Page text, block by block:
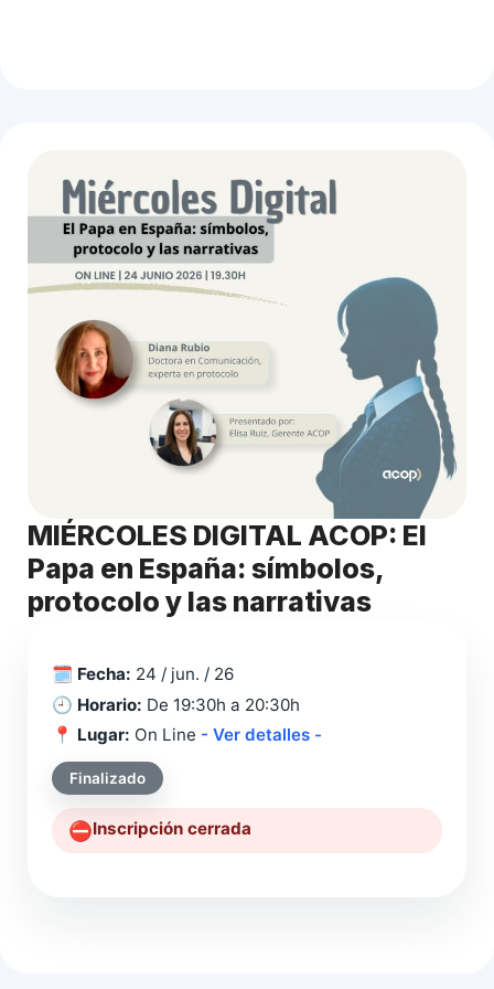
MIÉRCOLES DIGITAL ACOP: El
Papa en España: símbolos,
protocolo y las narrativas
🗓️ Fecha: 24 / jun. / 26
🕘 Horario: De 19:30h a 20:30h
📍 Lugar: On Line - Ver detalles -
Finalizado
⛔️Inscripción cerrada